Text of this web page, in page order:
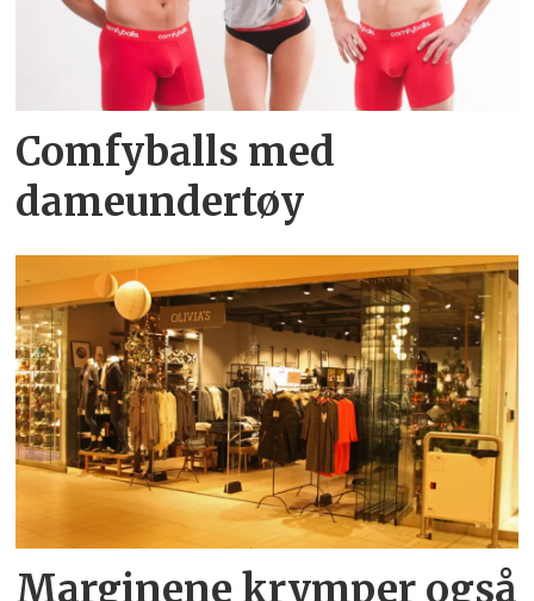
Comfyballs med
dameundertøy
Marginene krymper også